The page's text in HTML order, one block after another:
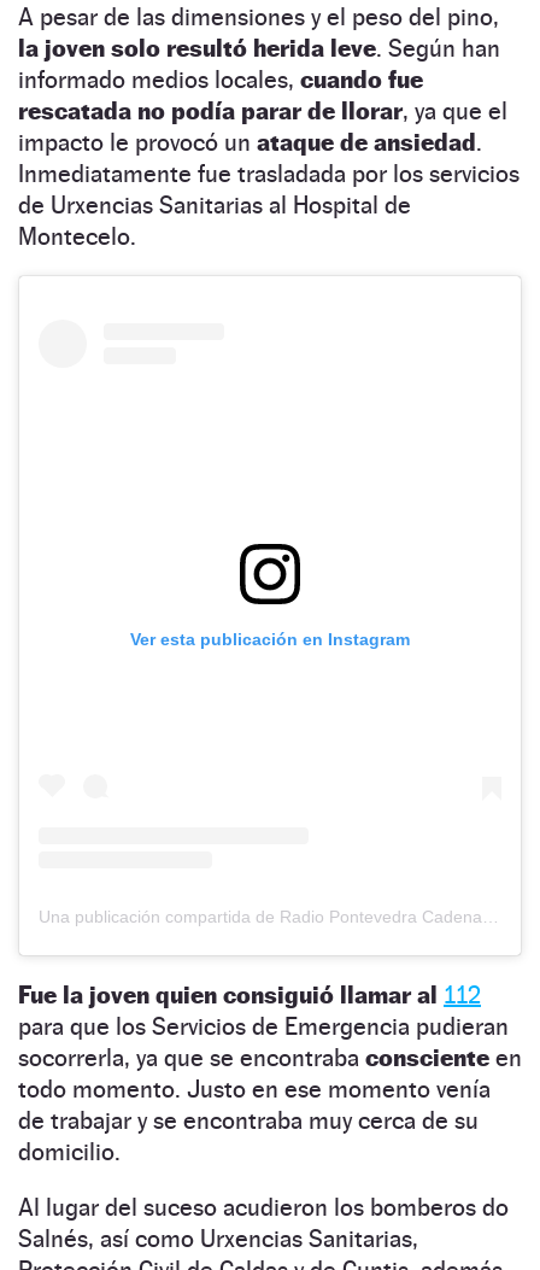
A pesar de las dimensiones y el peso del pino,
la joven solo resultó herida leve. Según han
informado medios locales, cuando fue
rescatada no podía parar de llorar, ya que el
impacto le provocó un ataque de ansiedad.
Inmediatamente fue trasladada por los servicios
de Urxencias Sanitarias al Hospital de
Montecelo.
Ver esta publicación en Instagram
Una publicación compartida de Radio Pontevedra Cadena SER (@radiopontevedraser)
Fue la joven quien consiguió llamar al 112
para que los Servicios de Emergencia pudieran
socorrerla, ya que se encontraba consciente en
todo momento. Justo en ese momento venía
de trabajar y se encontraba muy cerca de su
domicilio.
Al lugar del suceso acudieron los bomberos do
Salnés, así como Urxencias Sanitarias,